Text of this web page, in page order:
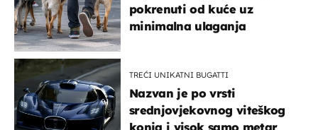
pokrenuti od kuće uz
minimalna ulaganja
TREĆI UNIKATNI BUGATTI
Nazvan je po vrsti
srednjovjekovnog viteškog
konja i visok samo metar